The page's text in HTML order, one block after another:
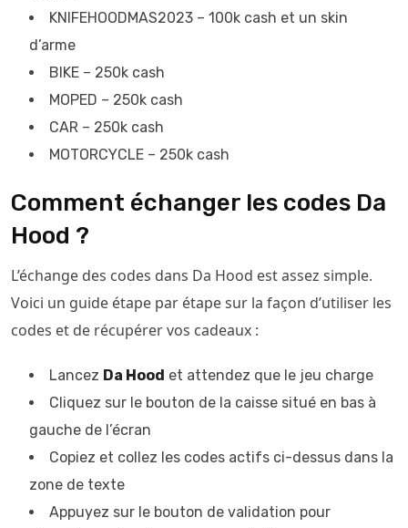
KNIFEHOODMAS2023 – 100k cash et un skin
d’arme
BIKE – 250k cash
MOPED – 250k cash
CAR – 250k cash
MOTORCYCLE – 250k cash
Comment échanger les codes Da
Hood ?
L’échange des codes dans Da Hood est assez simple.
Voici un guide étape par étape sur la façon d’utiliser les
codes et de récupérer vos cadeaux :
Lancez Da Hood et attendez que le jeu charge
Cliquez sur le bouton de la caisse situé en bas à
gauche de l’écran
Copiez et collez les codes actifs ci-dessus dans la
zone de texte
Appuyez sur le bouton de validation pour